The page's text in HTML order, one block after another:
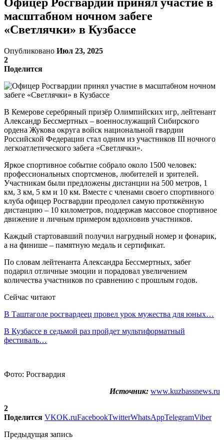
масштабном ночном забеге
«Светлячки» в Кузбассе
Опубликовано Июл 23, 2025
2
Поделится
В Кемерове серебряный призёр Олимпийских игр, лейтенант
Александр Бессмертных – военнослужащий Сибирского
ордена Жукова округа войск национальной гвардии
Российской Федерации стал одним из участников III ночного
легкоатлетического забега «Светлячки».
Яркое спортивное событие собрало около 1500 человек:
профессиональных спортсменов, любителей и зрителей.
Участникам были предложены дистанции на 500 метров, 1
км, 3 км, 5 км и 10 км. Вместе с членами своего спортивного
клуба офицер Росгвардии преодолел самую протяжённую
дистанцию – 10 километров, поддержав массовое спортивное
движение и личным примером вдохновив участников.
Каждый стартовавший получил нагрудный номер и фонарик,
а на финише – памятную медаль и сертификат.
По словам лейтенанта Александра Бессмертных, забег
подарил отличные эмоции и порадовал увеличением
количества участников по сравнению с прошлым годов.
Сейчас читают
В Таштаголе росгвардеец провел урок мужества для юных…
В Кузбассе в седьмой раз пройдет мультиформатный
фестиваль…
Фото: Росгвардия
Источник: www.kuzbassnews.ru
2
Поделится VKOK.ruFacebookTwitterWhatsAppTelegramViber
Предыдущая запись